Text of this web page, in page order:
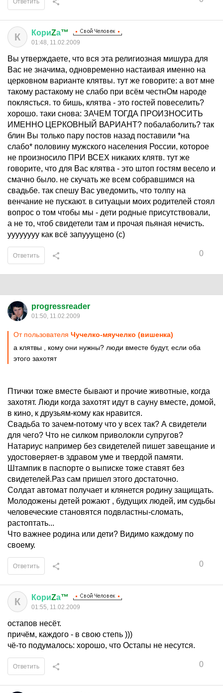
Ответить
К КориZа™
01:48, 11.02.2009
Вы утверждаете, что вся эта религиозная мишура для
Вас не значима, одновременно настаивая именно на
церковном варианте клятвы. тут же говорите: а вот мне
такому растакому не слабо при всём честнОм народе
поклясться. то бишь, клятва - это гостей повеселить?
хорошо. таки снова: ЗАЧЕМ ТОГДА ПРОИЗНОСИТЬ
ИМЕННО ЦЕРКОВНЫЙ ВАРИАНТ? побалаболить? так
блин Вы только пару постов назад поставили *на
слабо* половину мужского населения России, которое
не произносило ПРИ ВСЕХ никаких клятв. тут же
говорите, что для Вас клятва - это штоп гостям весело и
смачно было. не скучать же всем собравшимся на
свадьбе. так спешу Вас уведомить, что толпу на
венчание не пускают. в ситуацыи моих родителей стоял
вопрос о том чтобы мы - дети родные присутствовали,
а не то, чтоб свидетели там и прочая пьяная нечисть.
уууууууу как всё запууущено (с)
0
Ответить
progressreader
01:50, 11.02.2009
От пользователя Чучелко-мяучелко (вишенка)
а клятвы , кому они нужны? люди вместе будут, если оба
этого захотят
Птички тоже вместе бывают и прочие животные, когда
захотят. Люди когда захотят идут в сауну вместе, домой,
в кино, к друзьям-кому как нравится.
Свадьба то зачем-потому что у всех так? А свидетели
для чего? Что не силком приволокли супругов?
Натариус например без свидетелей пишет завещание и
удостоверяет-в здравом уме и твердой памяти.
Штампик в паспорте о выписке тоже ставят без
свидетелей.Раз сам пришел этого достаточно.
Солдат автомат получает и клянется родину защищать.
Молодожены детей рожают , будущих людей, им судьбы
человеческие становятся подвластны-сломать,
растоптать...
Что важнее родина или дети? Видимо каждому по
своему.
0
Ответить
К КориZа™
01:55, 11.02.2009
остапов несёт.
причём, каждого - в свою степь )))
чё-то подумалось: хорошо, что Остапы не несутся.
0
Ответить